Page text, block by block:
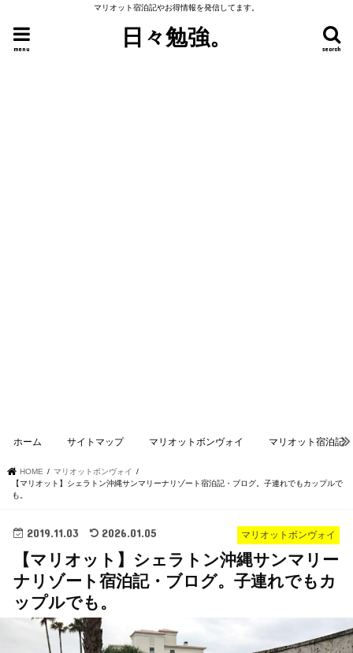
マリオット宿泊記やお得情報を発信してます。
日々勉強。 search
menu
ホーム サイトマップ マリオットボンヴォイ マリオット宿泊記
HOME
マリオットボンヴォイ
【マリオット】シェラトン沖縄サンマリーナリゾート宿泊記・ブログ。子連れでもカップルで
も。
マリオットボンヴォイ
2019.11.03 2026.01.05
【マリオット】シェラトン沖縄サンマリー
ナリゾート宿泊記・ブログ。子連れでもカ
ップルでも。